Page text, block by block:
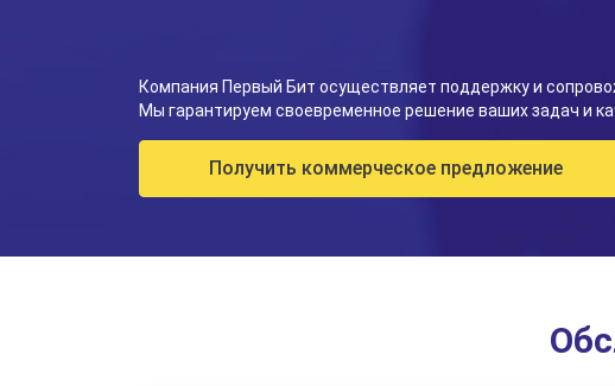
Компания Первый Бит осуществляет поддержку и
Мы гарантируем своевременное решение ваших задач и
Получить коммерческое предложение